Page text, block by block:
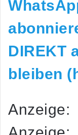
DIREKT
bleiben
Anzeige: